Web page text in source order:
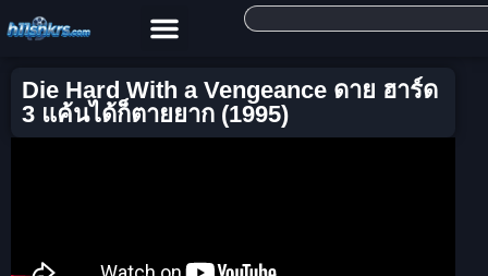
Die Hard With a Vengeance ดาย ฮาร์ด
3 แค้นได้ก็ตายยาก (1995)